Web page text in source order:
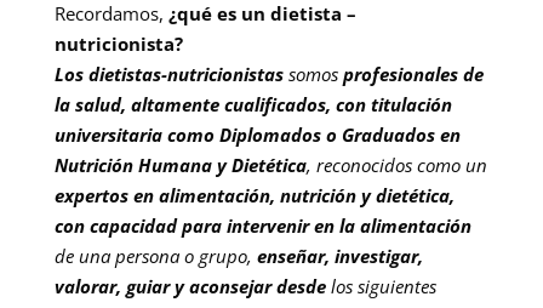
Recordamos, ¿qué es un dietista –
nutricionista?
Los dietistas-nutricionistassomos profesionales de
la salud, altamente cualificados, con titulación
universitaria como Diplomados o Graduados en
Nutrición Humana y Dietética, reconocidos como un
expertos en alimentación, nutrición y dietética,
con capacidad para intervenir en la alimentación
de una persona o grupo, enseñar, investigar,
valorar, guiar y aconsejar desdelos siguientes